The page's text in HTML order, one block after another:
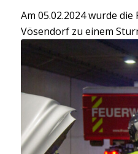
Am 05.02.2024 wurde
Vösendorf zu einem